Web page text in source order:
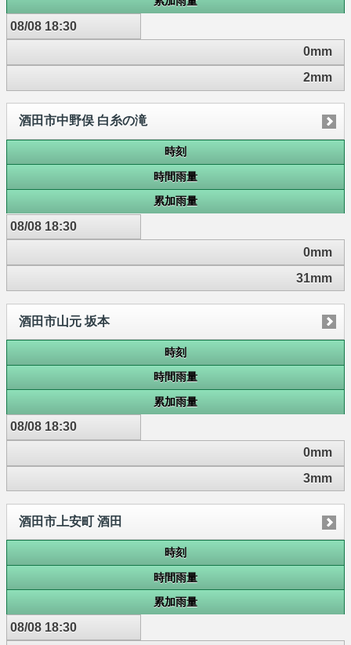
08/08 18:30
0mm
2mm
酒田市中野俣 白糸の滝
時刻
時間雨量
累加雨量
08/08 18:30
0mm
31mm
酒田市山元 坂本
時刻
時間雨量
累加雨量
08/08 18:30
0mm
3mm
酒田市上安町 酒田
時刻
時間雨量
累加雨量
08/08 18:30